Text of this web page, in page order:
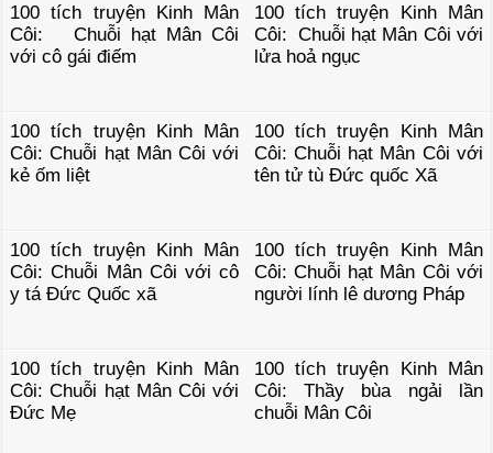
100 tích truyện Kinh Mân
Côi: Chuỗi hạt Mân Côi
với cô gái điếm
100 tích truyện Kinh Mân
Côi: Chuỗi hạt Mân Côi với
lửa hoả ngục
100 tích truyện Kinh Mân
Côi: Chuỗi hạt Mân Côi với
kẻ ốm liệt
100 tích truyện Kinh Mân
Côi: Chuỗi hạt Mân Côi với
tên tử tù Đức quốc Xã
100 tích truyện Kinh Mân
Côi: Chuỗi Mân Côi với cô
y tá Đức Quốc xã
100 tích truyện Kinh Mân
Côi: Chuỗi hạt Mân Côi với
người lính lê dương Pháp
100 tích truyện Kinh Mân
Côi: Chuỗi hạt Mân Côi với
Đức Mẹ
100 tích truyện Kinh Mân
Côi: Thầy bùa ngải lần
chuỗi Mân Côi